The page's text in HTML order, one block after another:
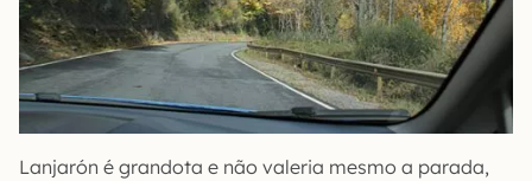
Lanjarón é grandota e não valeria mesmo a parada,